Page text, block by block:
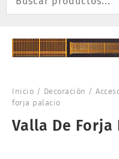
Inicio / Decoración /
forja palacio
Valla De Forja